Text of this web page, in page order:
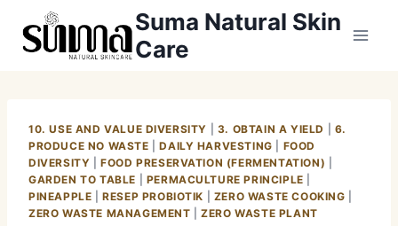
Suma Natural Skin
Care
10. USE AND VALUE DIVERSITY 3. OBTAIN A YIELD
6.
PRODUCE NO WASTE |DAILY HARVESTING
FOOD
DIVERSITY |FOOD PRESERVATION (FERMENTATION)
GARDEN TO TABLE
PERMACULTURE PRINCIPLE
PINEAPPLE |RESEP PROBIOTIK ZERO WASTE COOKING
ZERO WASTE MANAGEMENT |ZERO WASTE PLANT